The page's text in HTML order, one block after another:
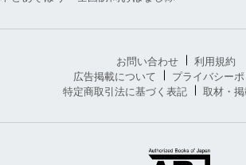
お問い合わせ
利用規約
広告掲載について
プライバシー
特定商取引法に基づく表記
取材・